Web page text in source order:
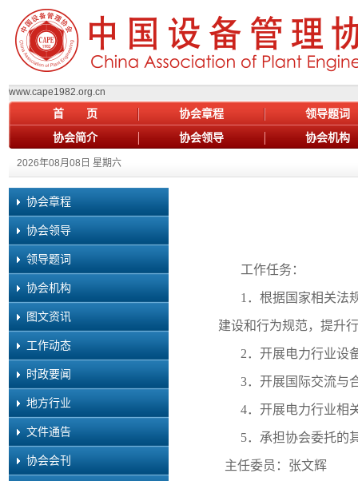
首 页 协会章程
领导题词
协会简介
协会领导 协会机构
2026年08月08日 星期六
协会章程
协会领导
领导题词
协会机构
图文资讯
工作动态
时政要闻
地方行业
文件通告
协会会刊
工作任务：
1．根据国家相关法
建设和行为规范，提升
2．开展电力行业设
3．开展国际交流与
4．开展电力行业相
5．承担协会委托的
主任委员：张文辉